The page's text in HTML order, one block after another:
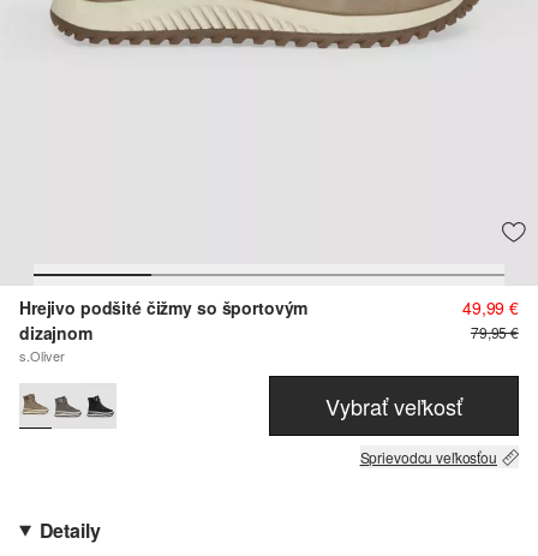
Hrejivo podšité čižmy so športovým
dizajnom
s.Oliver
49,99 €
79,95 €
Vybrať veľkosť
Sprievodcu veľkosťou
Detaily